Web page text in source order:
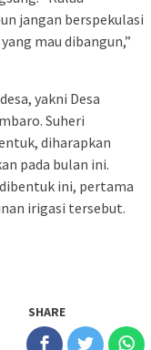
jangan berspekulasi
mau dibangun,”
yakni Desa
Suheri
diharapkan
pada bulan ini.
ini, pertama
irigasi tersebut.
SHARE